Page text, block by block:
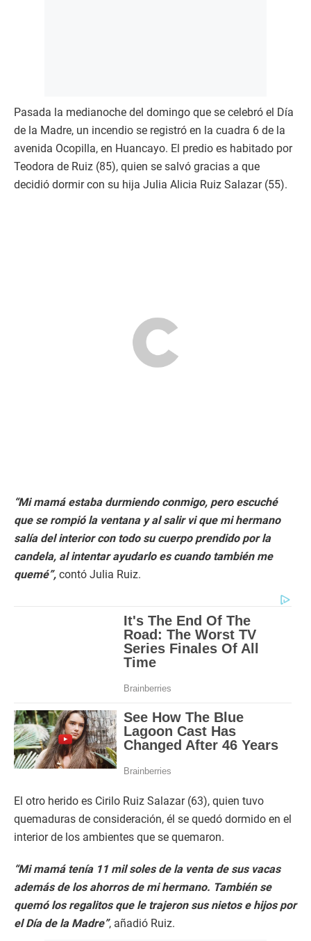
Pasada la medianoche del domingo que se celebró el Día
de la Madre, un incendio se registró en la cuadra 6 de la
avenida Ocopilla, en Huancayo. El predio es habitado por
Teodora de Ruiz (85), quien se salvó gracias a que
decidió dormir con su hija Julia Alicia Ruiz Salazar (55).
“Mi mamá estaba durmiendo conmigo, pero escuché
que se rompió la ventana y al salir vi que mi hermano
salía del interior con todo su cuerpo prendido por la
candela, al intentar ayudarlo es cuando también me
quemé”, contó Julia Ruiz.
El otro herido es Cirilo Ruiz Salazar (63), quien tuvo
quemaduras de consideración, él se quedó dormido en el
interior de los ambientes que se quemaron.
“Mi mamá tenía 11 mil soles de la venta de sus vacas
además de los ahorros de mi hermano. También se
quemó los regalitos que le trajeron sus nietos e hijos por
el Día de la Madre”, añadió Ruiz.